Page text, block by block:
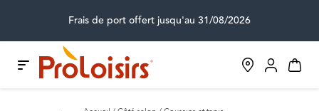
Frais de port offert jusqu'au 31/08/2026